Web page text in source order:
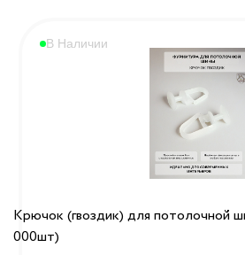
Крючок (гвоздик) для потолочной
000шт)
В Наличии